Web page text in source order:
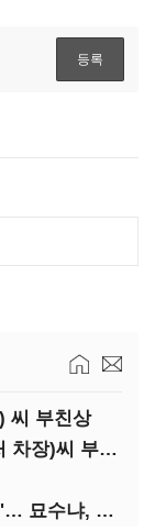
씨 부친상
(부음)여운국(고위공직자범죄수사처 차장)씨 부친상
쫓기는 검찰, '특검 청탁금지법 적용'… 묘수냐, 무리수냐